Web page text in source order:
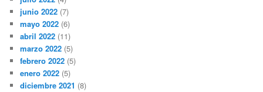
junio 2022 (7)
mayo 2022 (6)
abril 2022 (11)
marzo 2022 (5)
febrero 2022 (5)
enero 2022 (5)
diciembre 2021 (8)